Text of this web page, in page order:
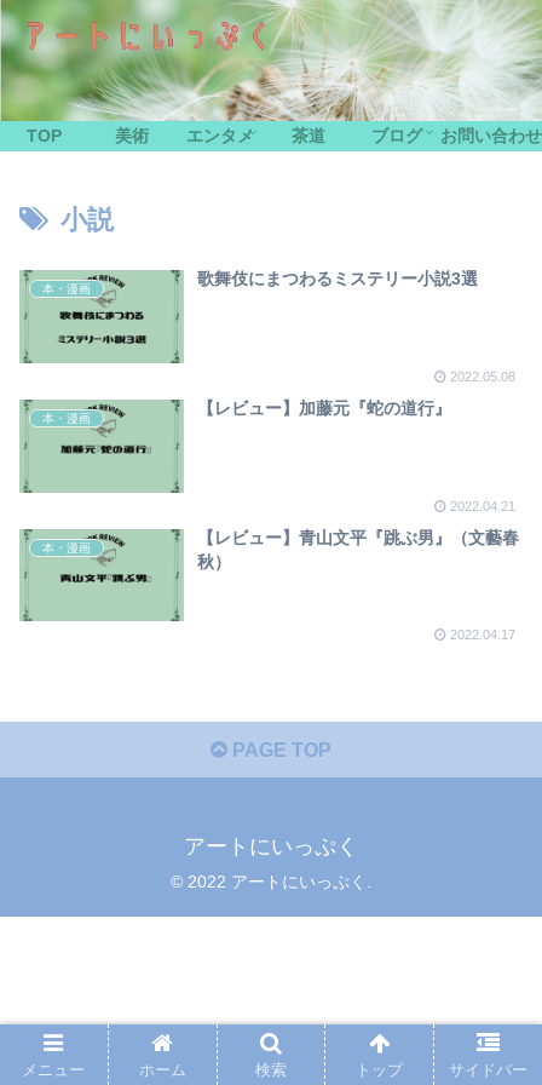
TOP 美術 エンタメ 茶道 ブログ お問い合わせ
小説
本・漫画
歌舞伎にまつわるミステリー小説3選
2022.05.08
本・漫画
【レビュー】加藤元『蛇の道行』
2022.04.21
本・漫画
【レビュー】青山文平『跳ぶ男』（文藝春
秋）
2022.04.17
PAGE TOP
アートにいっぷく
© 2022 アートにいっぷく.
メニュー ホーム 検索 トップ サイドバー